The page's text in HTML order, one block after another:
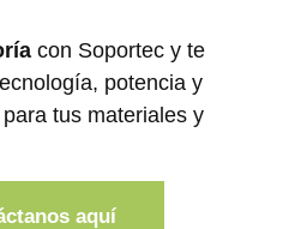
con Soportec y te
potencia y
tus materiales y
aquí